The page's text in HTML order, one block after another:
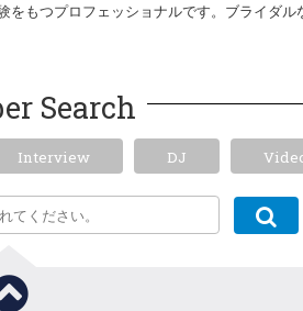
もつプロフェッショナルです。ブライダ
Search
Interview DJ